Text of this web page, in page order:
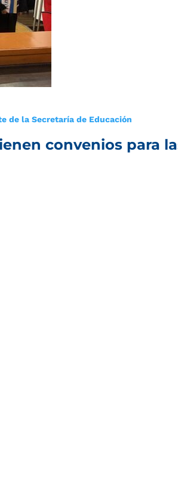
de la Secretaría de Educación
convenios para